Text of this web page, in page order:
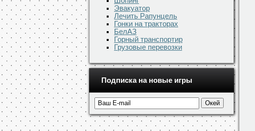
Эвакуатор
Лечить Рапунцель
Гонки на тракторах
БелАЗ
Горный транспортир
Грузовые перевозки
Подписка на новые игры